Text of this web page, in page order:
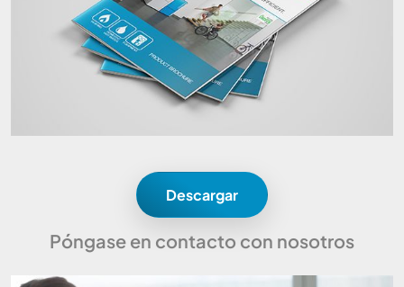
Descargar
Póngase en contacto con nosotros